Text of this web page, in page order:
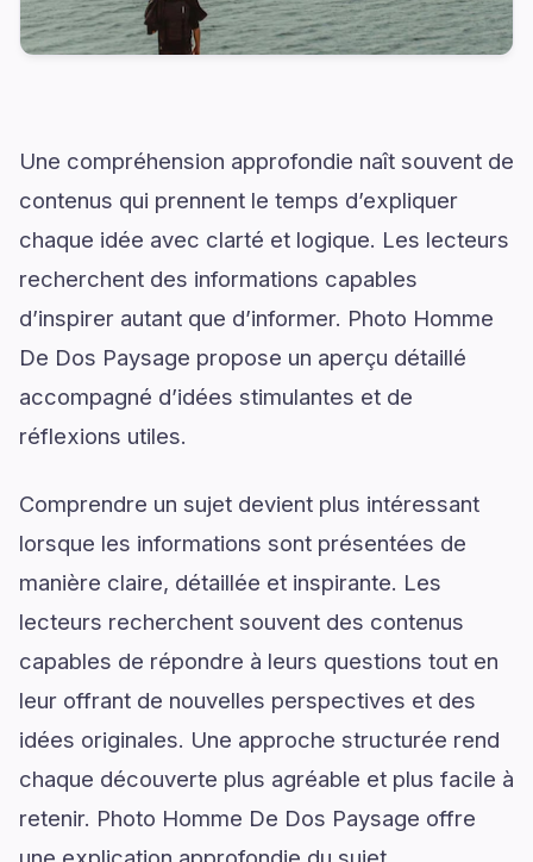
Une compréhension approfondie naît souvent de
contenus qui prennent le temps d’expliquer
chaque idée avec clarté et logique. Les lecteurs
recherchent des informations capables
d’inspirer autant que d’informer. Photo Homme
De Dos Paysage propose un aperçu détaillé
accompagné d’idées stimulantes et de
réflexions utiles.
Comprendre un sujet devient plus intéressant
lorsque les informations sont présentées de
manière claire, détaillée et inspirante. Les
lecteurs recherchent souvent des contenus
capables de répondre à leurs questions tout en
leur offrant de nouvelles perspectives et des
idées originales. Une approche structurée rend
chaque découverte plus agréable et plus facile à
retenir. Photo Homme De Dos Paysage offre